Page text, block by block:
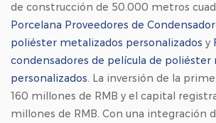
de construcción de 50.000 metros
Porcelana Proveedores de
poliéster metalizados personalizados y
condensadores de película de poliéster
personalizados. La inversión de la
160 millones de RMB y el capital
millones de RMB. Con una integración